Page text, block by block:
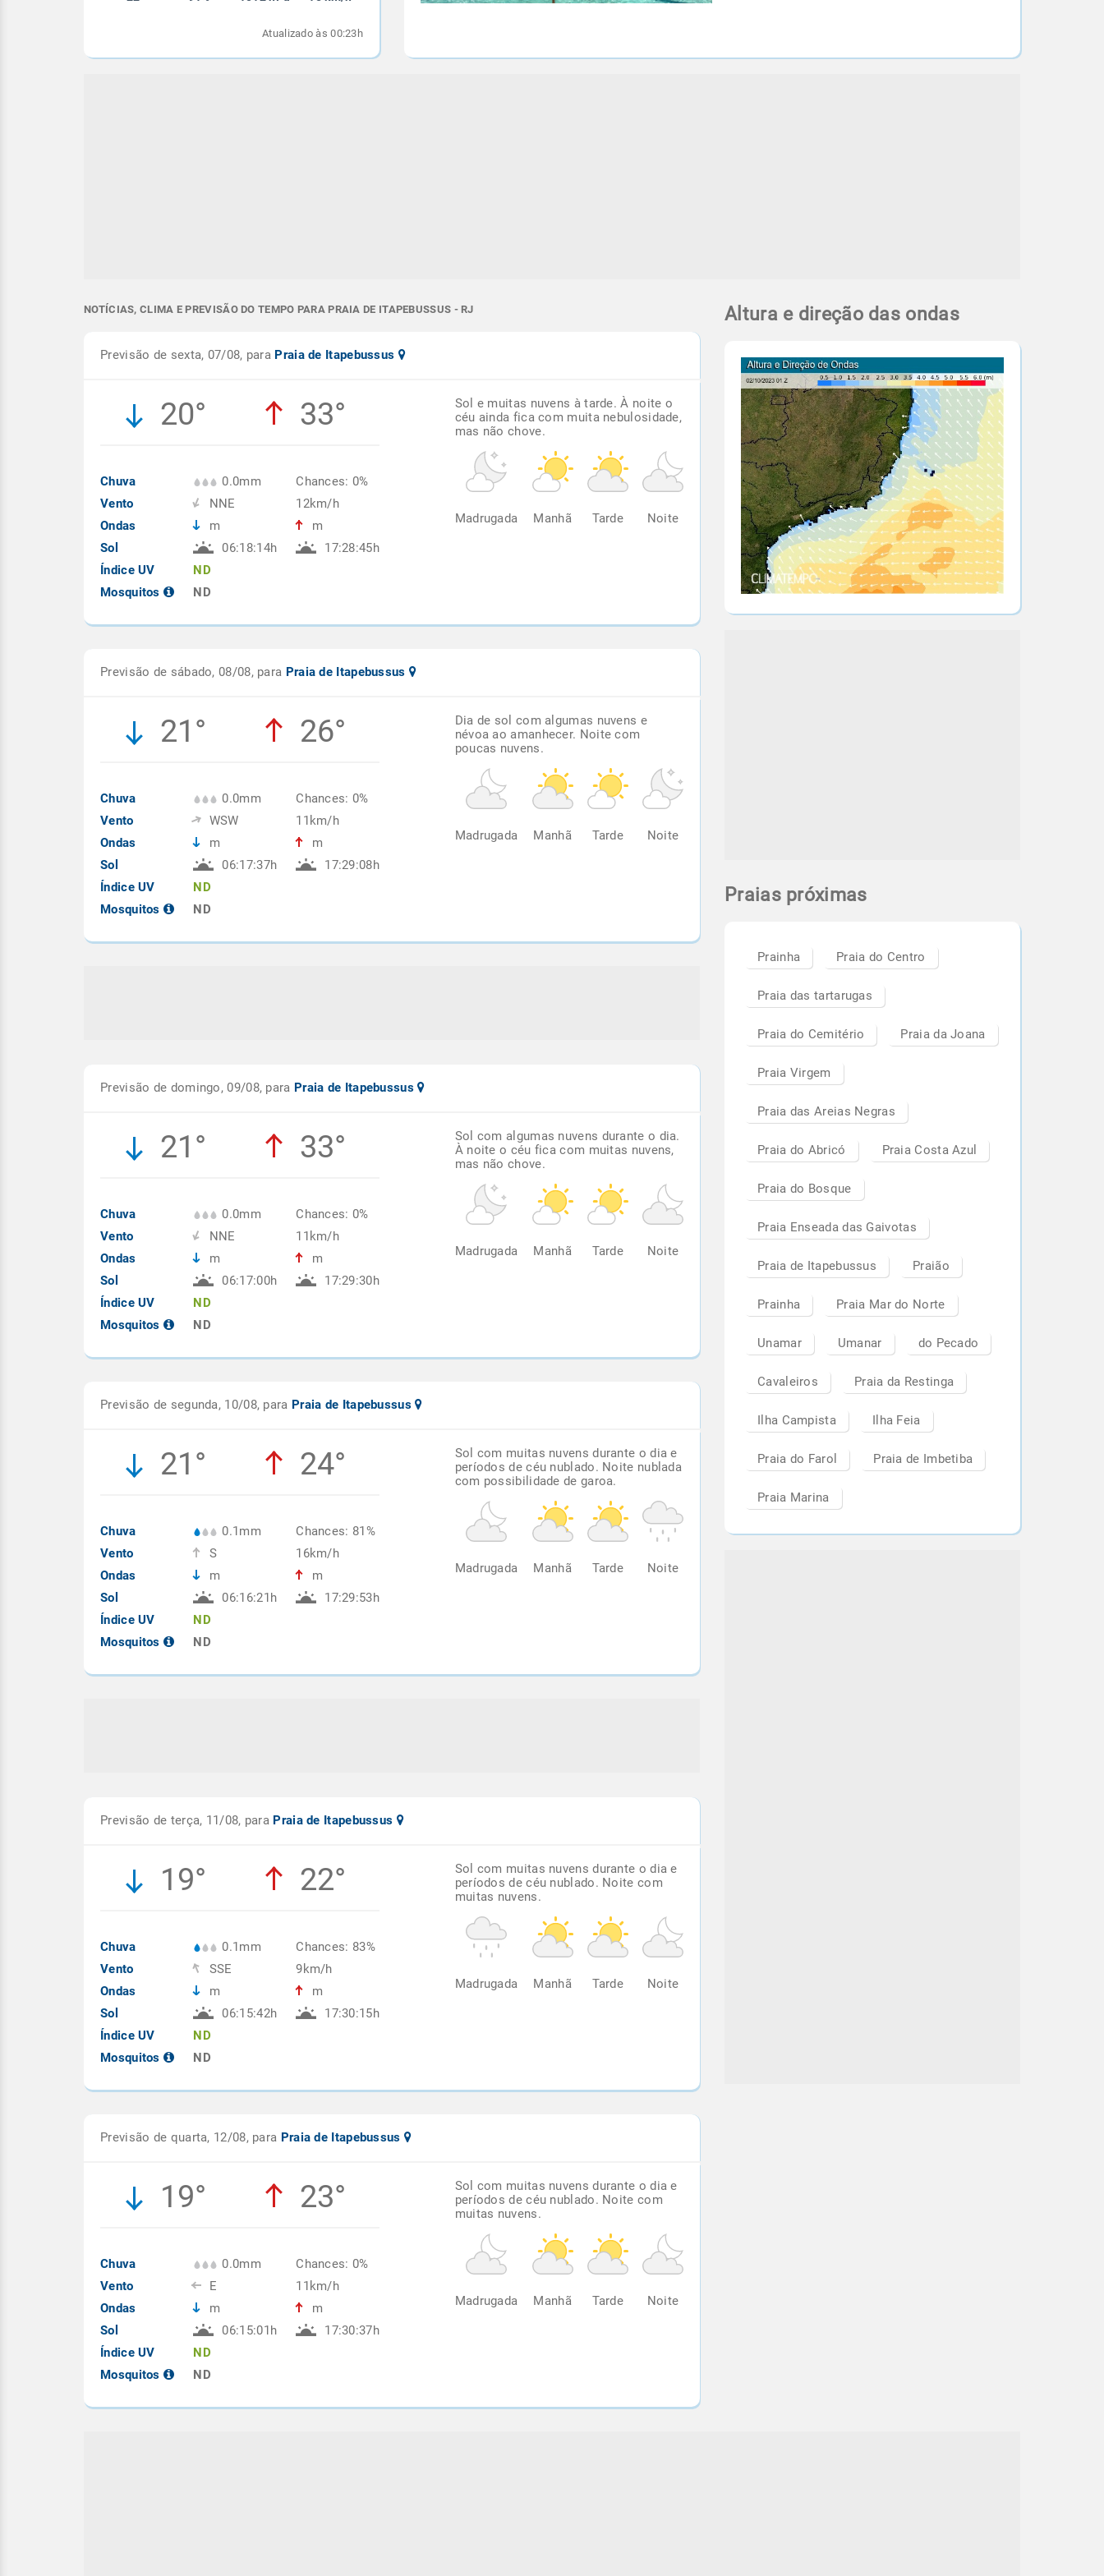
Atualizado às 00:23h
NOTÍCIAS, CLIMA E PREVISÃO DO TEMPO PARA PRAIA DE ITAPEBUSSUS - RJ
Previsão de sexta, 07/08, para Praia de Itapebussus
20° 33°
Chuva
Vento
Ondas
Sol
Índice UV
Mosquitos
0.0mm
NNE
m
06:18:14h
ND
ND
Chances: 0%
12km/h
m
17:28:45h
Sol e muitas nuvens à tarde. À noite o
céu ainda fica com muita nebulosidade,
mas não chove.
Madrugada Manhã Tarde Noite
Previsão de sábado, 08/08, para Praia de Itapebussus
21° 26°
Chuva
Vento
Ondas
Sol
Índice UV
Mosquitos
0.0mm
WSW
m
06:17:37h
ND
ND
Chances: 0%
11km/h
m
17:29:08h
Dia de sol com algumas nuvens e
névoa ao amanhecer. Noite com
poucas nuvens.
Madrugada Manhã Tarde Noite
Previsão de domingo, 09/08, para Praia de Itapebussus
21° 33°
Chuva
Vento
Ondas
Sol
Índice UV
Mosquitos
0.0mm
NNE
m
06:17:00h
ND
ND
Chances: 0%
11km/h
m
17:29:30h
Sol com algumas nuvens durante o dia.
À noite o céu fica com muitas nuvens,
mas não chove.
Madrugada Manhã Tarde Noite
Previsão de segunda, 10/08, para Praia de Itapebussus
21° 24°
Chuva
Vento
Ondas
Sol
Índice UV
Mosquitos
0.1mm
S
m
06:16:21h
ND
ND
Chances: 81%
16km/h
m
17:29:53h
Sol com muitas nuvens durante o dia e
períodos de céu nublado. Noite nublada
com possibilidade de garoa.
Madrugada Manhã Tarde Noite
Previsão de terça, 11/08, para Praia de Itapebussus
19° 22°
Chuva
Vento
Ondas
Sol
Índice UV
Mosquitos
0.1mm
SSE
m
06:15:42h
ND
ND
Chances: 83%
9km/h
m
17:30:15h
Sol com muitas nuvens durante o dia e
períodos de céu nublado. Noite com
muitas nuvens.
Madrugada Manhã Tarde Noite
Previsão de quarta, 12/08, para Praia de Itapebussus
19° 23°
Chuva
Vento
Ondas
Sol
Índice UV
Mosquitos
0.0mm
E
m
06:15:01h
ND
ND
Chances: 0%
11km/h
m
17:30:37h
Sol com muitas nuvens durante o dia e
períodos de céu nublado. Noite com
muitas nuvens.
Madrugada Manhã Tarde Noite
Altura e direção das ondas
Praias próximas
Prainha Praia do Centro
Praia das tartarugas
Praia do Cemitério Praia da Joana
Praia Virgem
Praia das Areias Negras
Praia do Abricó Praia Costa Azul
Praia do Bosque
Praia Enseada das Gaivotas
Praia de Itapebussus Praião
Prainha Praia Mar do Norte
Unamar Umanar do Pecado
Cavaleiros Praia da Restinga
Ilha Campista Ilha Feia
Praia do Farol Praia de Imbetiba
Praia Marina